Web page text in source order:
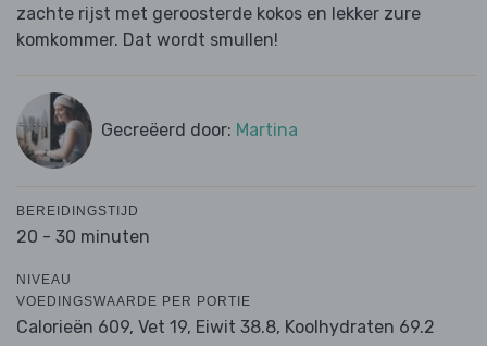
zachte rijst met geroosterde kokos en lekker zure
komkommer. Dat wordt smullen!
Gecreëerd door: Martina
BEREIDINGSTIJD
20 - 30 minuten
NIVEAU
VOEDINGSWAARDE PER PORTIE
Calorieën 609, Vet 19, Eiwit 38.8, Koolhydraten 69.2